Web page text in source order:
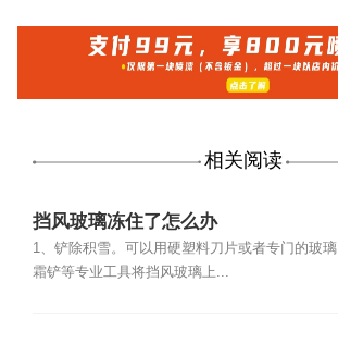
相关阅读
挡风玻璃冻住了怎么办
1、铲除积雪。可以用硬塑料刀片或者专门的玻璃
霜铲等专业工具将挡风玻璃上...